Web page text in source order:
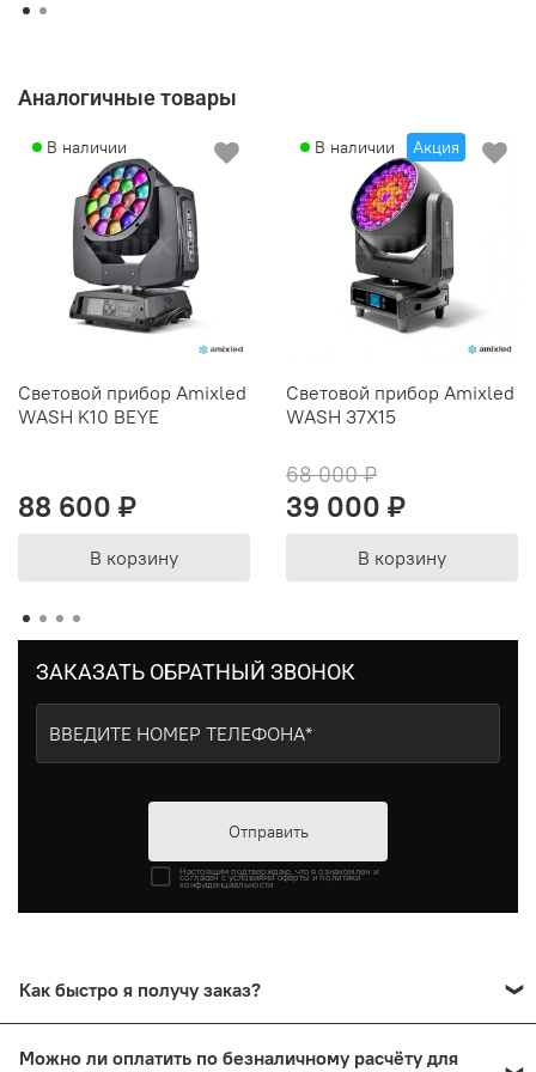
Аналогичные товары
В наличии
Световой прибор Amixled
WASH K10 BEYE
88 600 ₽
В корзину
В наличии Акция
Световой прибор Amixled
WASH 37X15
68 000 ₽
39 000 ₽
В корзину
ЗАКАЗАТЬ ОБРАТНЫЙ ЗВОНОК
Отправить
Настоящим подтверждаю, что я ознакомлен и
согласен с условиями оферты и политики
конфиденциальности
склада в Москве ежедневно в рабочие дни. Доставка по
Можно ли оплатить по безналичному расчёту для